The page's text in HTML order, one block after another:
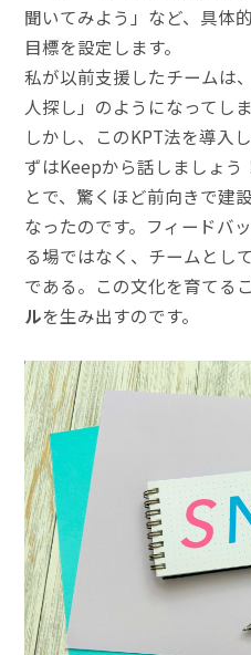
聞いてみよう」など、具体
目標を設定します。
私が以前支援したチームは
人探し」のようになってし
しかし、このKPT法を導入
ずはKeepから話しましょう
とで、驚くほど前向きで建
なったのです。フィードバ
る場ではなく、チームとし
である。この文化を育てる
ルを生み出すのです。